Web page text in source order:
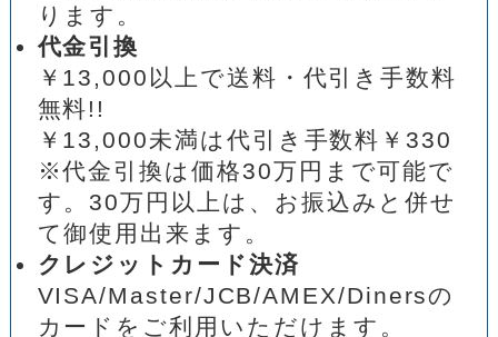
ります。
代金引換
￥13,000以上で送料・代引き手数料
無料!!
￥13,000未満は代引き手数料￥330
※代金引換は価格30万円まで可能で
す。30万円以上は、お振込みと併せ
て御使用出来ます。
クレジットカード決済
VISA/Master/JCB/AMEX/Dinersの
カードをご利用いただけます。